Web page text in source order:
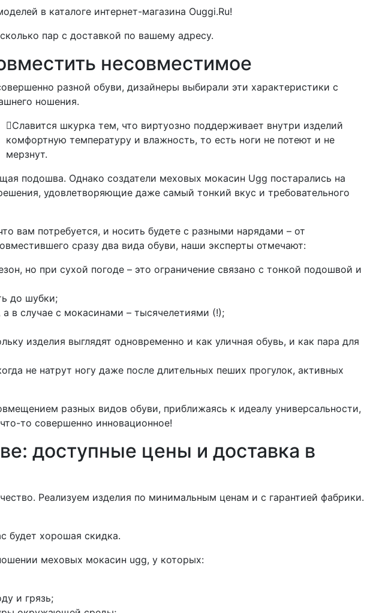
в каталоге интернет-магазина Ouggi.Ru!
пар с доставкой по вашему адресу.
несовместимое
разной обуви, дизайнеры выбирали эти характеристики с
ношения.
Славится шкурка тем, что виртуозно поддерживает внутри изделий
комфортную температуру и влажность, то есть ноги не потеют и не
мерзнут.
подошва. Однако создатели меховых мокасин Ugg постарались на
удовлетворяющие даже самый тонкий вкус и требовательного
вам потребуется, и носить будете с разными нарядами – от
сразу два вида обуви, наши эксперты отмечают:
но при сухой погоде – это ограничение связано с тонкой подошвой и
до шубки;
в случае с мокасинами – тысячелетиями (!);
изделия выглядят одновременно и как уличная обувь, и как пара для
не натрут ногу даже после длительных пеших прогулок, активных
разных видов обуви, приближаясь к идеалу универсальности,
то совершенно инновационное!
доступные цены и доставка в
Реализуем изделия по минимальным ценам и с гарантией фабрики.
будет хорошая скидка.
меховых мокасин ugg, у которых:
и грязь;